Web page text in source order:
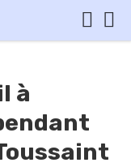
à